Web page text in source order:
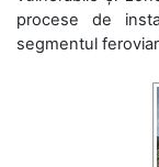
procese de
segmentul